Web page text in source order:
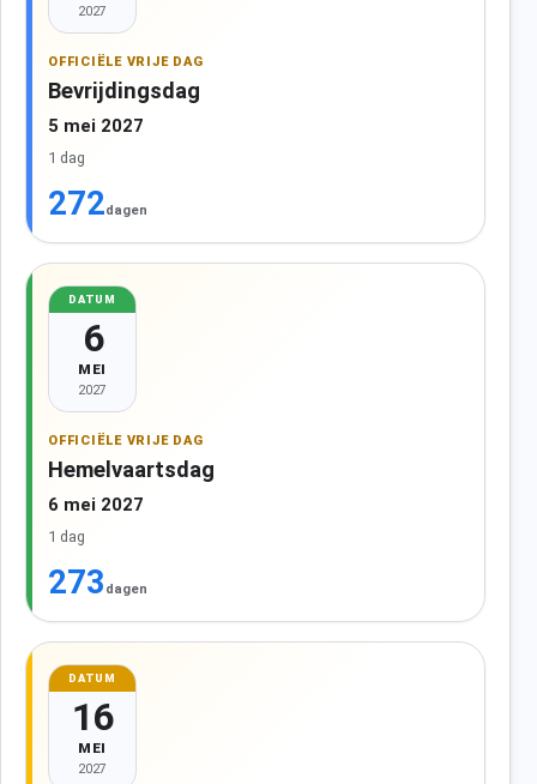
2027
OFFICIËLE VRIJE DAG
Bevrijdingsdag
5 mei 2027
1 dag
272dagen
DATUM
6
MEI
2027
OFFICIËLE VRIJE DAG
Hemelvaartsdag
6 mei 2027
1 dag
273 dagen
DATUM
16
MEI
2027